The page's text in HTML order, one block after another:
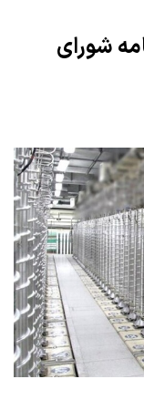
شورای